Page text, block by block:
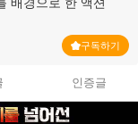
구독하기
인증글